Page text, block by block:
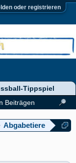
oder registrieren
Abgabetiere
Beiträgen
Tippspiel